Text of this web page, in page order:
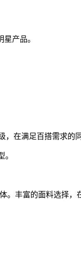
产品。
，在满足百搭需求的
。丰富的面料选择，